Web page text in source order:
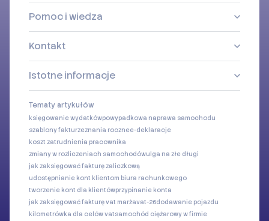
Pomoc i wiedza
Kontakt
Istotne informacje
Tematy artykułów
księgowanie wydatkówpowypadkowa naprawa samochodu
szablony fakturzeznania rocznee-deklaracje
koszt zatrudnienia pracownika
zmiany w rozliczeniach samochodówulga na złe długi
jak zaksięgować fakturę zaliczkową
udostępnianie kont klientom biura rachunkowego
tworzenie kont dla klientówprzypinanie konta
jak zaksięgować fakturę vat marżavat-26dodawanie pojazdu
kilometrówka dla celów vatsamochód ciężarowy w firmie